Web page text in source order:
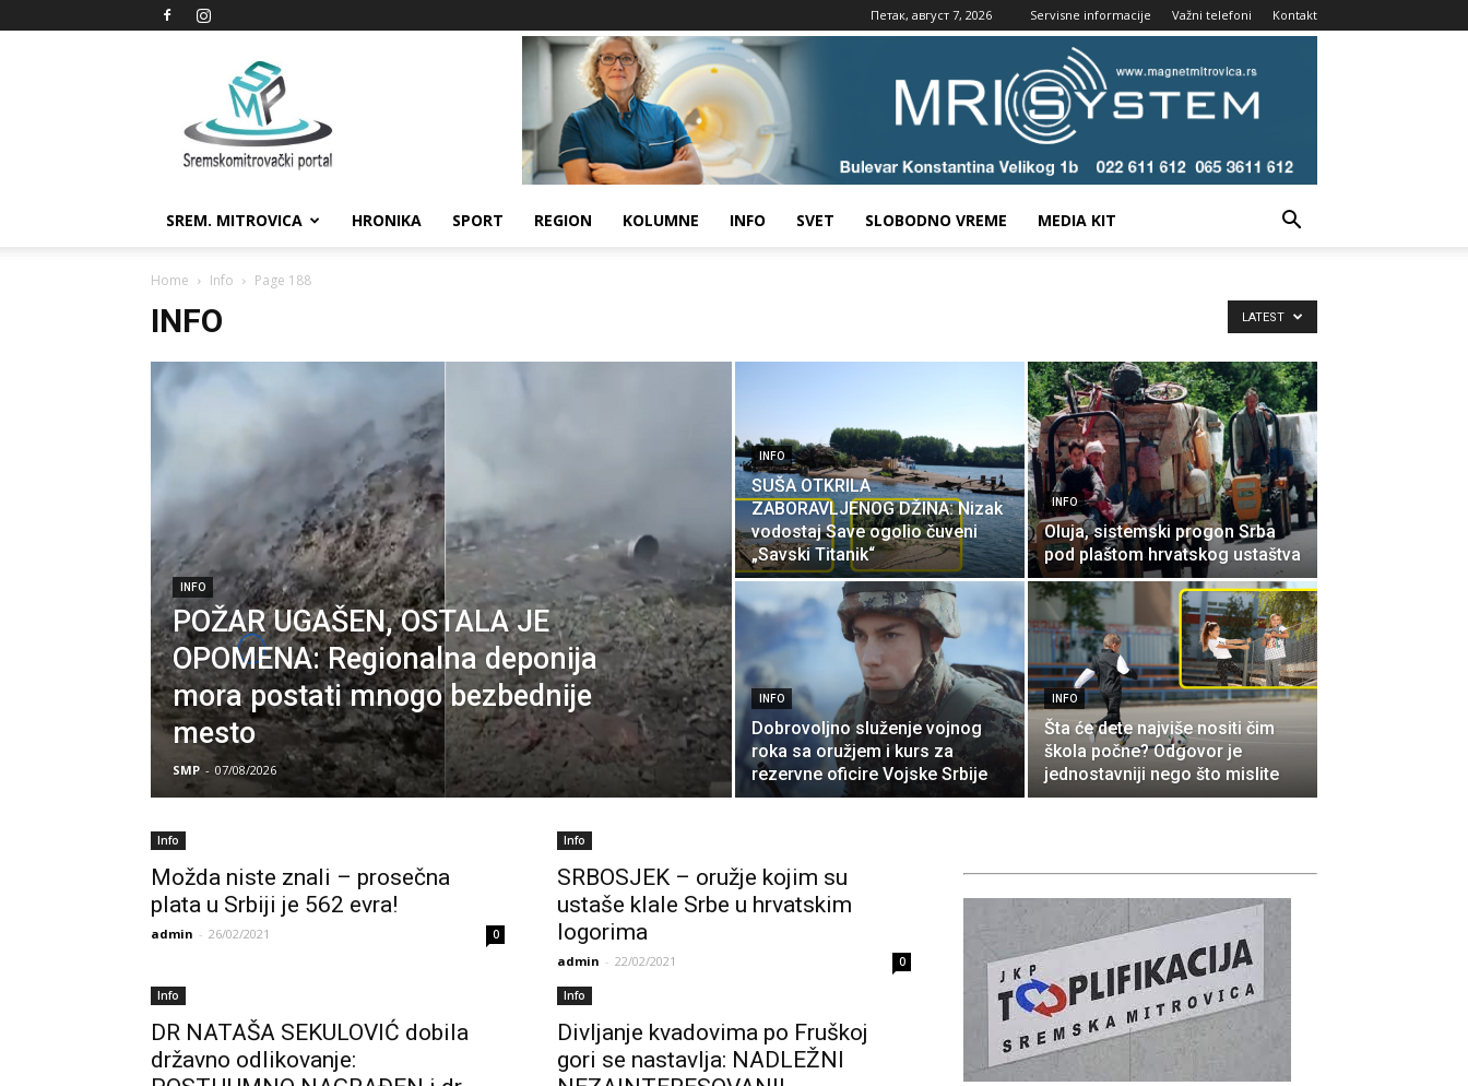
Петак, август 7, 2026 Servisne informacije Važni telefoni Kontakt
Sremskomitrovački
portal
SREM. MITROVICA HRONIKA SPORT REGION KOLUMNE INFO SVET SLOBODNO VREME MEDIA KIT
Home Info Page 188
INFO LATEST
INFO
POŽAR UGAŠEN, OSTALA JE
OPOMENA: Regionalna deponija
mora postati mnogo bezbednije
mesto
SMP - 07/08/2026
INFO
SUŠA OTKRILA
ZABORAVLJENOG DŽINA: Nizak
vodostaj Save ogolio čuveni
„Savski Titanik“
INFO
Oluja, sistemski progon Srba
pod plaštom hrvatskog ustaštva
INFO
Dobrovoljno služenje vojnog
roka sa oružjem i kurs za
rezervne oficire Vojske Srbije
INFO
Šta će dete najviše nositi čim
škola počne? Odgovor je
jednostavniji nego što mislite
Info
Možda niste znali – prosečna
plata u Srbiji je 562 evra!
admin - 26/02/2021 0
Info
SRBOSJEK – oružje kojim su
ustaše klale Srbe u hrvatskim
logorima
admin - 22/02/2021 0
Info
DR NATAŠA SEKULOVIĆ dobila
državno odlikovanje:
Info
Divljanje kvadovima po Fruškoj
gori se nastavlja: NADLEŽNI